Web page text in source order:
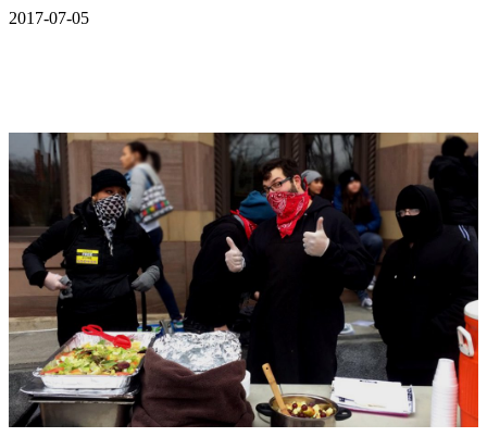
2017-07-05